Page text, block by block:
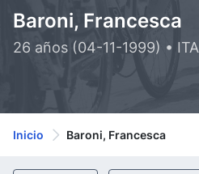
Baroni, Francesca
26 años (04-11-1999) • ITA
Inicio Baroni, Francesca